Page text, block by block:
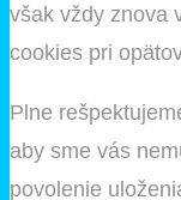
však vždy znova
cookies pri
Plne
aby sme vás
povolenie